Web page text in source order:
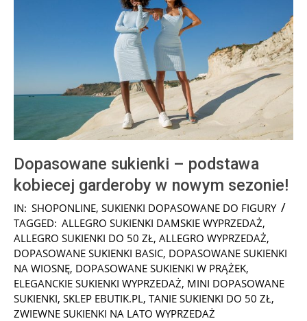
Dopasowane sukienki – podstawa
kobiecej garderoby w nowym sezonie!
2025-
02-
25
IN: SHOPONLINE, SUKIENKI DOPASOWANE DO FIGURY
TAGGED: ALLEGRO SUKIENKI DAMSKIE WYPRZEDAŻ,
ALLEGRO SUKIENKI DO 50 ZŁ, ALLEGRO WYPRZEDAŻ,
DOPASOWANE SUKIENKI BASIC, DOPASOWANE SUKIENKI
NA WIOSNĘ, DOPASOWANE SUKIENKI W PRĄŻEK,
ELEGANCKIE SUKIENKI WYPRZEDAŻ, MINI DOPASOWANE
SUKIENKI, SKLEP EBUTIK.PL, TANIE SUKIENKI DO 50 ZŁ,
ZWIEWNE SUKIENKI NA LATO WYPRZEDAŻ